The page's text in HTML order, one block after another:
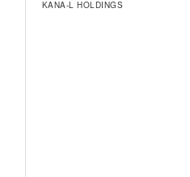
KANA-L HOLDINGS